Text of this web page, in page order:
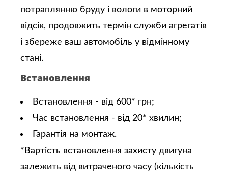
потраплянню бруду і вологи в моторний
відсік, продовжить термін служби агрегатів
і збереже ваш автомобіль у відмінному
стані.
Встановлення
Встановлення - від 600* грн;
Час встановлення - від 20* хвилин;
Гарантія на монтаж.
*Вартість встановлення захисту двигуна
залежить від витраченого часу (кількість